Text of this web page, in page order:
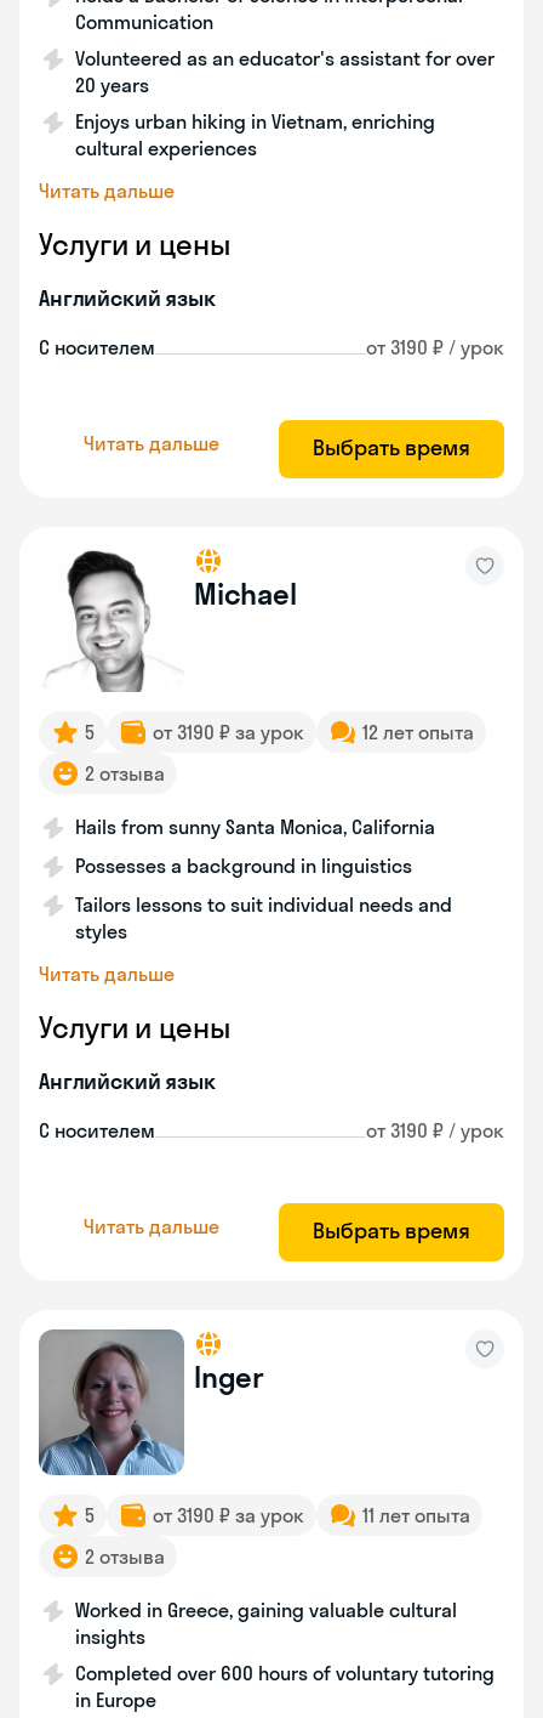
Communication
Volunteered as an educator's assistant for over
20 years
Enjoys urban hiking in Vietnam, enriching
cultural experiences
Читать дальше
Услуги и цены
Английский язык
С носителем от 3190 ₽ / урок
Читать дальше Выбрать время
Michael
5 от 3190 ₽ за урок
12 лет опыта
2 отзыва
Hails from sunny Santa Monica, California
Possesses a background in linguistics
Tailors lessons to suit individual needs and
styles
Читать дальше
Услуги и цены
Английский язык
С носителем от 3190 ₽ / урок
Читать дальше Выбрать время
Inger
5 от 3190 ₽ за урок
11 лет опыта
2 отзыва
Worked in Greece, gaining valuable cultural
insights
Completed over 600 hours of voluntary tutoring
in Europe